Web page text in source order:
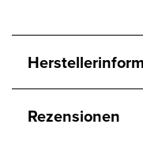
Rezensionen